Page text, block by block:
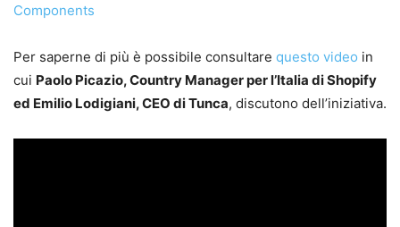
Components
Per saperne di più è possibile consultare questo video in
cui Paolo Picazio, Country Manager per l’Italia di Shopify
ed Emilio Lodigiani, CEO di Tunca, discutono dell’iniziativa.